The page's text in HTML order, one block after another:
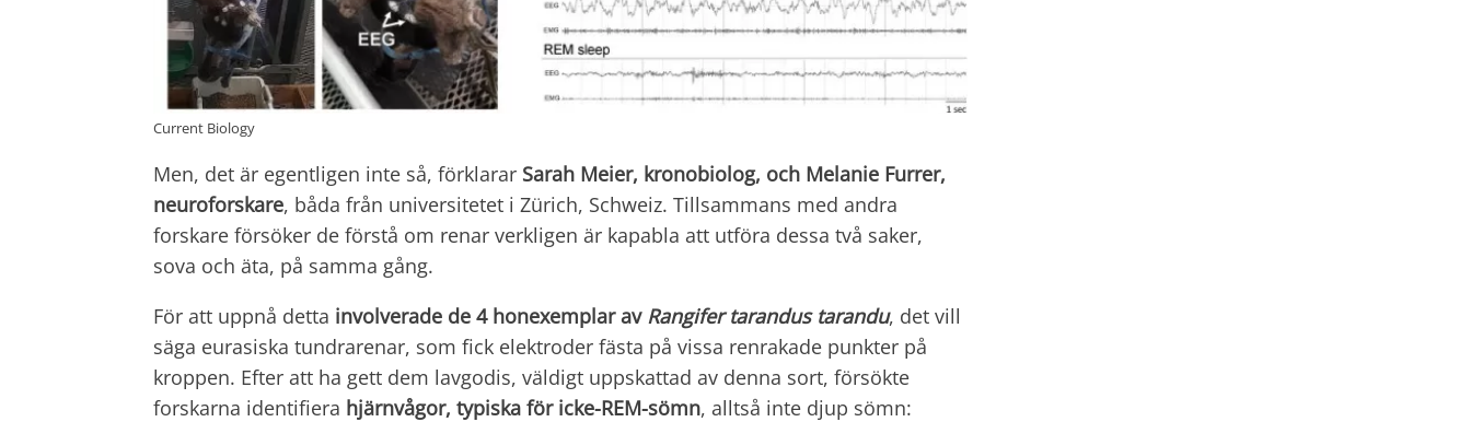
Current Biology
Men, det är egentligen inte så, förklarar Sarah Meier, kronobiolog, och Melanie Furrer,
neuroforskare, båda från universitetet i Zürich, Schweiz. Tillsammans med andra
forskare försöker de förstå om renar verkligen är kapabla att utföra dessa två saker,
sova och äta, på samma gång.
För att uppnå detta involverade de 4 honexemplar av Rangifer tarandus tarandu, det vill
säga eurasiska tundrarenar, som fick elektroder fästa på vissa renrakade punkter på
kroppen. Efter att ha gett dem lavgodis, väldigt uppskattad av denna sort, försökte
forskarna identifiera hjärnvågor, typiska för icke-REM-sömn, alltså inte djup sömn: